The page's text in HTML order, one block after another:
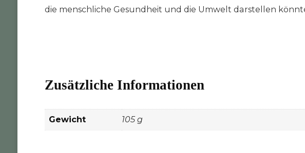
die menschliche Gesundheit und die Umwelt darstellen
Zusätzliche Informationen
Gewicht 105 g